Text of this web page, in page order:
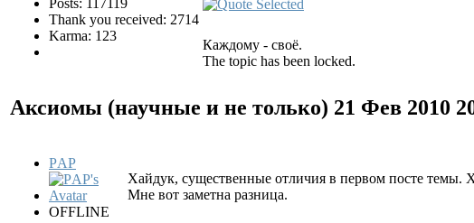
Posts: 117119
Thank you received: 2714
Karma: 123
Каждому - своё.
The topic has been locked.
Аксиомы (научные и не только) 21 Фев 2010
РAР
OFFLINE
Хайдук, существенные отличия в первом посте темы.
Мне вот заметна разница.